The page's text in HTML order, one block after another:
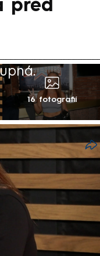
před
16 fotografií
Gelnarová
jako
do klece
Dominika
premiérou